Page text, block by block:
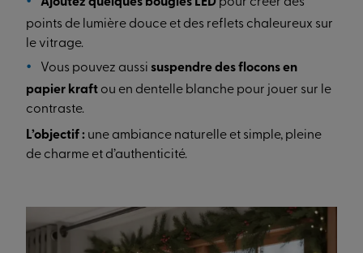
points de lumière douce et des reflets chaleureux sur
le vitrage.
Vous pouvez aussi suspendre des flocons en
papier kraft ou en dentelle blanche pour jouer sur le
contraste.
L’objectif : une ambiance naturelle et simple, pleine
de charme et d’authenticité.